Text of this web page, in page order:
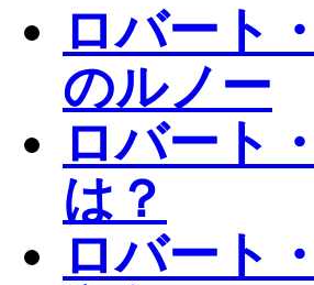
ロバート
のルノー
ロバート
は？
ロバート